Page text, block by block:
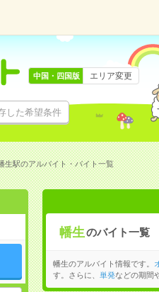
した希望条件
中国・四国版 エリア変更
生駅のアルバイト・バイト一覧
幡生のバイト一覧
幡生のアルバイト情報です。
す。さらに、
単発などの期間